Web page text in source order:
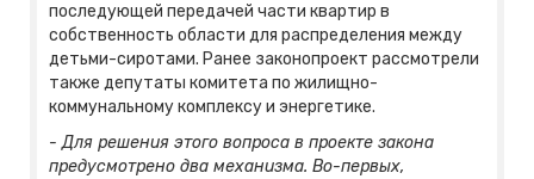
последующей передачей части квартир в
собственность области для распределения между
детьми-сиротами. Ранее законопроект рассмотрели
также депутаты комитета по жилищно-
коммунальному комплексу и энергетике.
- Для решения этого вопроса в проекте закона
предусмотрено два механизма. Во-первых,